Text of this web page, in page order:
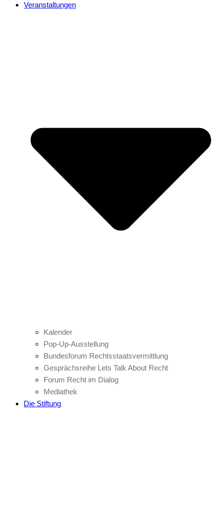
Veranstaltungen
Kalender
Pop-Up-Ausstellung
Bundesforum Rechtsstaatsvermittlung
Gesprächsreihe Lets Talk About Recht
Forum Recht im Dialog
Mediathek
Die Stiftung